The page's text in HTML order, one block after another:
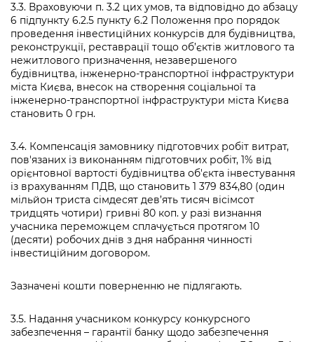
3.3. Враховуючи п. 3.2 цих умов, та відповідно до абзацу
6 підпункту 6.2.5 пункту 6.2 Положення про порядок
проведення інвестиційних конкурсів для будівництва,
реконструкції, реставрації тощо об’єктів житлового та
нежитлового призначення, незавершеного
будівництва, інженерно-транспортної інфраструктури
міста Києва, внесок на створення соціальної та
інженерно-транспортної інфраструктури міста Києва
становить 0 грн.
3.4. Компенсація замовнику підготовчих робіт витрат,
пов'язаних із виконанням підготовчих робіт, 1% від
орієнтовної вартості будівництва об'єкта інвестування
із врахуванням ПДВ, що становить 1 379 834,80 (один
мільйон триста сімдесят дев’ять тисяч вісімсот
тридцять чотири) гривні 80 коп. у разі визнання
учасника переможцем сплачується протягом 10
(десяти) робочих днів з дня набрання чинності
інвестиційним договором.
Зазначені кошти поверненню не підлягають.
3.5. Надання учасником конкурсу конкурсного
забезпечення – гарантії банку щодо забезпечення